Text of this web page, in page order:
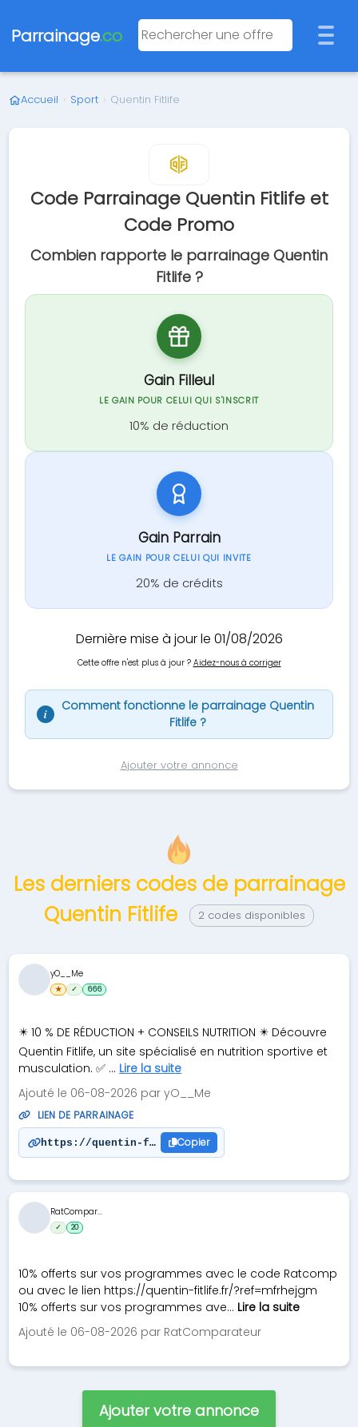
Parrainage.co
Accueil › Sport › Quentin Fitlife
Code Parrainage Quentin Fitlife et
Code Promo
Combien rapporte le parrainage Quentin
Fitlife ?
Gain Filleul
LE GAIN POUR CELUI QUI S'INSCRIT
10% de réduction
Gain Parrain
LE GAIN POUR CELUI QUI INVITE
20% de crédits
Dernière mise à jour le 01/08/2026
Cette offre n'est plus à jour ? Aidez-nous à corriger
i
Comment fonctionne le parrainage Quentin
Fitlife ?
Ajouter votre annonce
Les derniers codes de parrainage
Quentin Fitlife
2 codes disponibles
✴️ 10 % DE RÉDUCTION + CONSEILS NUTRITION ✴️ Découvre
Quentin Fitlife, un site spécialisé en nutrition sportive et
musculation. ✅ ... Lire la suite
Ajouté le 06-08-2026 par yO__Me
LIEN DE PARRAINAGE
https://quentin-fitlife.fr/?ref=wwnuyslo
Copier
yO__Me
★ ✓ 666
10% offerts sur vos programmes avec le code Ratcomp
ou avec le lien https://quentin-fitlife.fr/?ref=mfrhejgm
10% offerts sur vos programmes ave... Lire la suite
Ajouté le 06-08-2026 par RatComparateur
RatCompar...
✓ 20
Ajouter votre annonce